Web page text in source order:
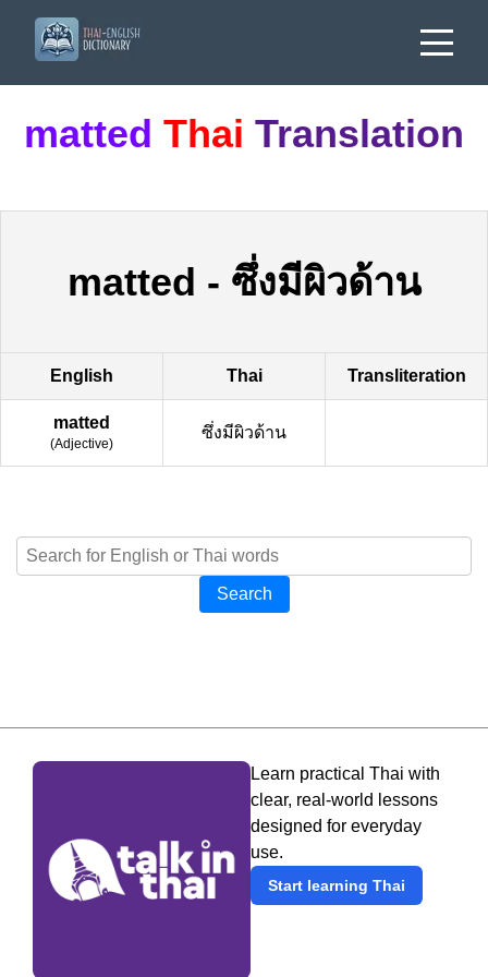
matted Thai Translation
matted - ซึ่งมีผิวด้าน
English Thai Transliteration
matted
(Adjective)
ซึ่งมีผิวด้าน
Search
Learn practical Thai with
clear, real-world lessons
designed for everyday
use.
Start learning Thai